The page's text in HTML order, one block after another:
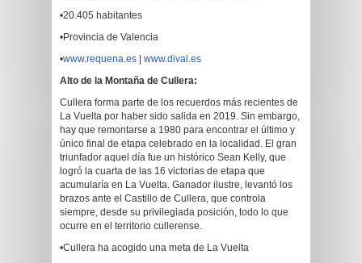
•20.405 habitantes
•Provincia de Valencia
•www.requena.es
www.dival.es
Alto de la Montaña de Cullera:
Cullera forma parte de los recuerdos más recientes de
La Vuelta por haber sido salida en 2019. Sin embargo,
hay que remontarse a 1980 para encontrar el último y
único final de etapa celebrado en la localidad. El gran
triunfador aquel día fue un histórico Sean Kelly, que
logró la cuarta de las 16 victorias de etapa que
acumularía en La Vuelta. Ganador ilustre, levantó los
brazos ante el Castillo de Cullera, que controla
siempre, desde su privilegiada posición, todo lo que
ocurre en el territorio cullerense.
•Cullera ha acogido una meta de La Vuelta